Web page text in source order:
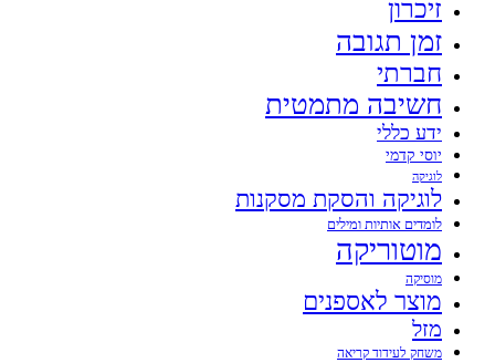
זיכרון
זמן תגובה
חברתי
חשיבה מתמטית
ידע כללי
יוסי קדמי
לוגיקה
לוגיקה והסקת מסקנות
לומדים אותיות ומילים
מוטוריקה
מוסיקה
מוצר לאספנים
מזל
משחק לעידוד קריאה